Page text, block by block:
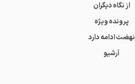
از نگاه دیگران
پرونده ویژه
نهضت ادامه دارد
آرشیو